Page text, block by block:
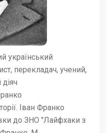
український
перекладач, учений,
Іван Франко
до ЗНО "Лайфхаки з